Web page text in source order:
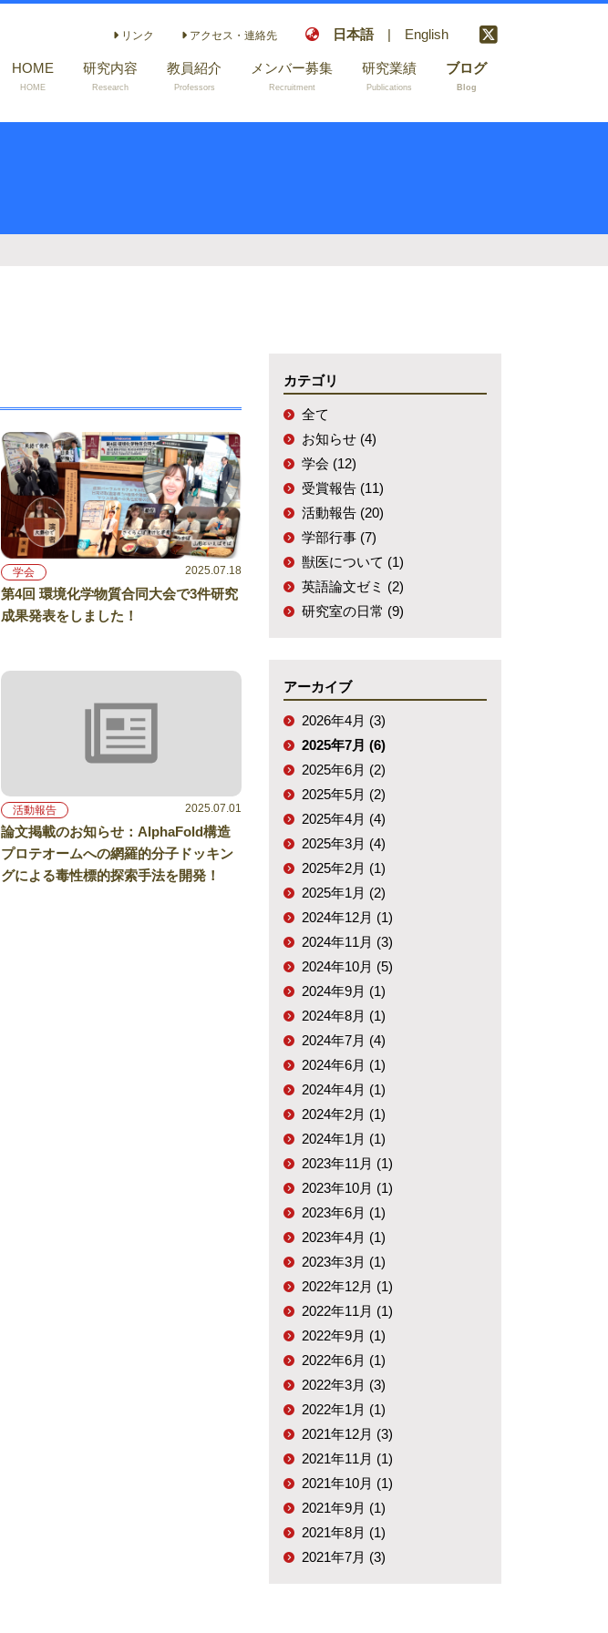
リンク アクセス・連絡先 日本語 | English
HOME
HOME
研究内容
Research
教員紹介
Professors
メンバー募集
Recruitment
研究業績
Publications
ブログ
Blog
学会 2025.07.18
第4回 環境化学物質合同大会で3件研究
成果発表をしました！
活動報告 2025.07.01
論文掲載のお知らせ：AlphaFold構造
プロテオームへの網羅的分子ドッキン
グによる毒性標的探索手法を開発！
カテゴリ
全て
お知らせ (4)
学会 (12)
受賞報告 (11)
活動報告 (20)
学部行事 (7)
獣医について (1)
英語論文ゼミ (2)
研究室の日常 (9)
アーカイブ
2026年4月 (3)
2025年7月 (6)
2025年6月 (2)
2025年5月 (2)
2025年4月 (4)
2025年3月 (4)
2025年2月 (1)
2025年1月 (2)
2024年12月 (1)
2024年11月 (3)
2024年10月 (5)
2024年9月 (1)
2024年8月 (1)
2024年7月 (4)
2024年6月 (1)
2024年4月 (1)
2024年2月 (1)
2024年1月 (1)
2023年11月 (1)
2023年10月 (1)
2023年6月 (1)
2023年4月 (1)
2023年3月 (1)
2022年12月 (1)
2022年11月 (1)
2022年9月 (1)
2022年6月 (1)
2022年3月 (3)
2022年1月 (1)
2021年12月 (3)
2021年11月 (1)
2021年10月 (1)
2021年9月 (1)
2021年8月 (1)
2021年7月 (3)